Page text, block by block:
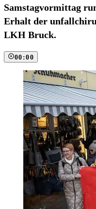
Samstagvormittag
Erhalt der
LKH Bruck.
00:00